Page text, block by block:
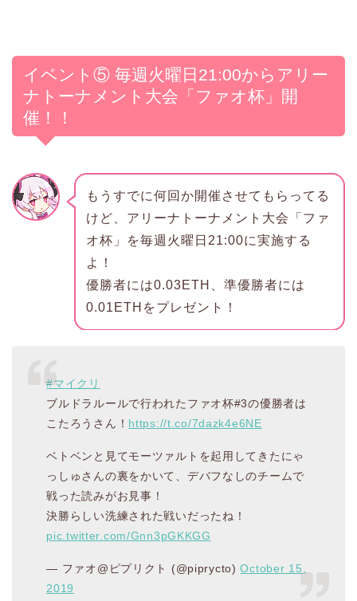
イベント⑤ 毎週火曜日21:00からアリー
ナトーナメント大会「ファオ杯」開
催！！
もうすでに何回か開催させてもらってる
けど、アリーナトーナメント大会「ファ
オ杯」を毎週火曜日21:00に実施する
よ！
優勝者には0.03ETH、準優勝者には
0.01ETHをプレゼント！
#マイクリ
ブルドラルールで行われたファオ杯#3の優勝者は
こたろうさん！ https://t.co/7dazk4e6NE
ベトベンと見てモーツァルトを起用してきたにゃ
っしゅさんの裏をかいて、デバフなしのチームで
戦った読みがお見事！
決勝らしい洗練された戦いだったね！
pic.twitter.com/Gnn3pGKKGG
— ファオ@ピプリクト (@piprycto)October 15,
2019